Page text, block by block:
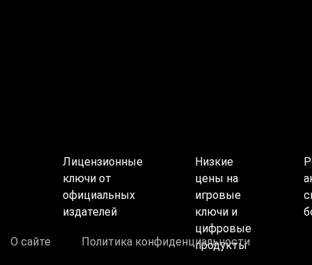
Лицензионные
ключи от
официальных
издателей
Низкие
цены на
игровые
ключи и
цифровые
продукты
О сайте Политика конфиденциальности